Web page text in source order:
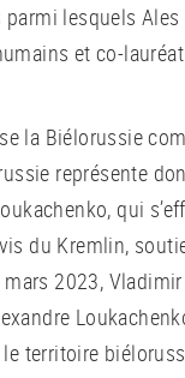
lesquels
et co-
la Biélorussie
représente
qui
du Kremlin,
mars 2023,
territoire